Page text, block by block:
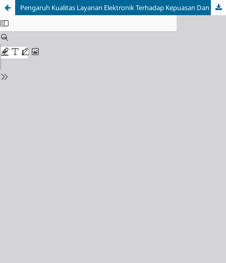
Pengaruh Kualitas Layanan Elektronik Terhadap Kepuasan Dan Partisipasi Masyarakat: Studi Kuantitatif Pada Dinas Kependudukan Dan Pencatatan Sipil Kota Pontianak